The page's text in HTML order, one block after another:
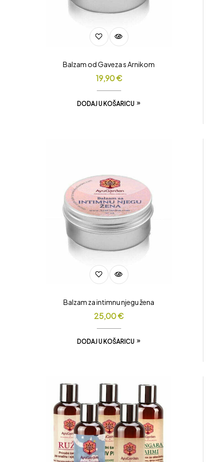
Balzam od Gaveza s Arnikom
19,90€
DODAJ U KOŠARICU
Balzam za intimnu njegu žena
25,00€
DODAJ U KOŠARICU